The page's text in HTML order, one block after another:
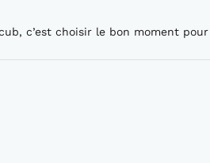
c’est choisir le bon moment